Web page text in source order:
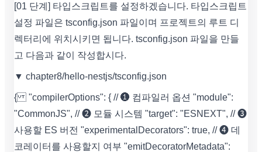
[01 단계] 타입스크립트를 설정하겠습니다. 타입스크립트
설정 파일은 tsconfig.json 파일이며 프로젝트의 루트 디
렉터리에 위치시키면 됩니다. tsconfig.json 파일을 만들
고 다음과 같이 작성합시다.
▼ chapter8/hello-nestjs/tsconfig.json
{ "compilerOptions": { // ❶ 컴파일러 옵션 "module":
"CommonJS", // ❷ 모듈 시스템 "target": "ESNEXT", // ❸
사용할 ES 버전 "experimentalDecorators": true, // ➍ 데
코레이터를 사용할지 여부 "emitDecoratorMetadata":